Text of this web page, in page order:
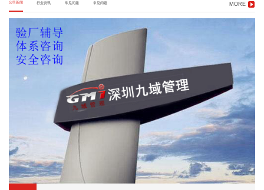
公司新闻 行业资讯 常见问题 常见问题 MORE